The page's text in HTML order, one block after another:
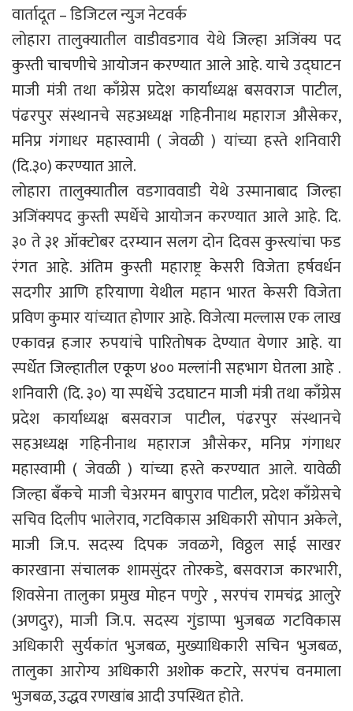
वार्तादूत – डिजिटल न्युज नेटवर्क
लोहारा तालुक्यातील वाडीवडगाव येथे जिल्हा अजिंक्य पद
कुस्ती चाचणीचे आयोजन करण्यात आले आहे. याचे उद्घाटन
माजी मंत्री तथा काँग्रेस प्रदेश कार्याध्यक्ष बसवराज पाटील,
पंढरपुर संस्थानचे सहअध्यक्ष गहिनीनाथ महाराज औसेकर,
मनिप्र गंगाधर महास्वामी ( जेवळी ) यांच्या हस्ते शनिवारी
(दि.३०) करण्यात आले.
लोहारा तालुक्यातील वडगाववाडी येथे उस्मानाबाद जिल्हा
अजिंक्यपद कुस्ती स्पर्धेचे आयोजन करण्यात आले आहे. दि.
३० ते ३१ ऑक्टोबर दरम्यान सलग दोन दिवस कुस्त्यांचा फड
रंगत आहे. अंतिम कुस्ती महाराष्ट्र केसरी विजेता हर्षवर्धन
सदगीर आणि हरियाणा येथील महान भारत केसरी विजेता
प्रविण कुमार यांच्यात होणार आहे. विजेत्या मल्लास एक लाख
एकावन्न हजार रुपयांचे पारितोषक देण्यात येणार आहे. या
स्पर्धेत जिल्हातील एकूण ४०० मल्लांनी सहभाग घेतला आहे .
शनिवारी (दि. ३०) या स्पर्धेचे उदघाटन माजी मंत्री तथा काँग्रेस
प्रदेश कार्याध्यक्ष बसवराज पाटील, पंढरपुर संस्थानचे
सहअध्यक्ष गहिनीनाथ महाराज औसेकर, मनिप्र गंगाधर
महास्वामी ( जेवळी ) यांच्या हस्ते करण्यात आले. यावेळी
जिल्हा बँकचे माजी चेअरमन बापुराव पाटील, प्रदेश काँग्रेसचे
सचिव दिलीप भालेराव, गटविकास अधिकारी सोपान अकेले,
माजी जि.प. सदस्य दिपक जवळगे, विठ्ठल साई साखर
कारखाना संचालक शामसुंदर तोरकडे, बसवराज कारभारी,
शिवसेना तालुका प्रमुख मोहन पणुरे , सरपंच रामचंद्र आलुरे
(अणदुर), माजी जि.प. सदस्य गुंडाप्पा भुजबळ गटविकास
अधिकारी सुर्यकांत भुजबळ, मुख्याधिकारी सचिन भुजबळ,
तालुका आरोग्य अधिकारी अशोक कटारे, सरपंच वनमाला
भुजबळ, उद्धव रणखांब आदी उपस्थित होते.